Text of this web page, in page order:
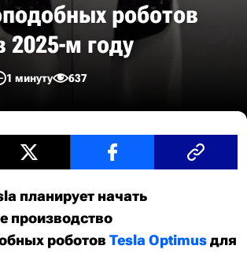
роботов
2025-м году
1 минуту 637
планирует начать
производство
роботов Tesla Optimusдля